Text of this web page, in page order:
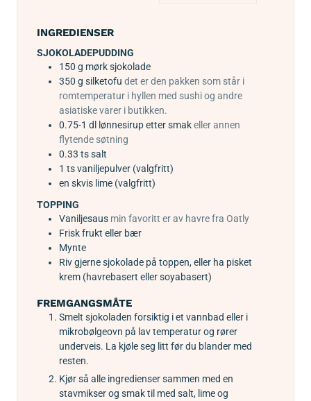
INGREDIENSER
SJOKOLADEPUDDING
150 g mørk sjokolade
350 g silketofu det er den pakken som står i
romtemperatur i hyllen med sushi og andre
asiatiske varer i butikken.
0.75-1 dl lønnesirup etter smakeller annen
flytende søtning
0.33 tssalt
1 tsvaniljepulver (valgfritt)
en skvis lime (valgfritt)
TOPPING
Vaniljesaus min favoritt er av havre fra Oatly
Frisk frukt eller bær
Mynte
Riv gjerne sjokolade på toppen, eller ha pisket
krem (havrebasert eller soyabasert)
FREMGANGSMÅTE
Smelt sjokoladen forsiktig i et vannbad eller i
mikrobølgeovn på lav temperatur og rører
underveis. La kjøle seg litt før du blander med
resten.
Kjør så alle ingredienser sammen med en
stavmikser og smak til med salt, lime og